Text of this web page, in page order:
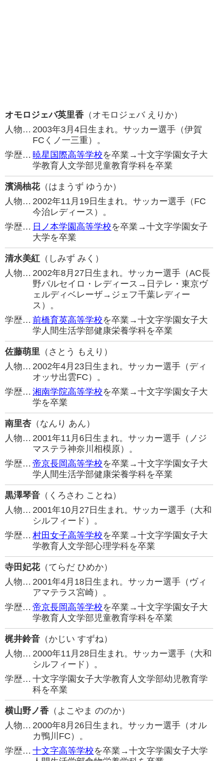
オモロジェバ英里香 （オモロジェバ えりか）
人物… 2003年3月4日生まれ。サッカー選手（伊賀
FCくノ一三重）。
学歴… 暁星国際高等学校を卒業→十文字学園女子大
学教育人文学部児童教育学科を卒業
濱渦柚花（はまうず ゆうか）
人物… 2002年11月19日生まれ。サッカー選手（FC
今治レディース）。
学歴… 日ノ本学園高等学校を卒業→十文字学園女子
大学を卒業
清水美紅 （しみず みく）
人物… 2002年8月27日生まれ。サッカー選手（AC長
野パルセイロ・レディース→日テレ・東京ヴ
ェルディベレーザ→ジェフ千葉レディー
ス）。
学歴… 前橋育英高等学校を卒業→十文字学園女子大
学人間生活学部健康栄養学科を卒業
佐藤萌里 （さとう もえり）
人物… 2002年4月23日生まれ。サッカー選手（ディ
オッサ出雲FC）。
学歴… 湘南学院高等学校を卒業→十文字学園女子大
学を卒業
南里杏 （なんり あん）
人物… 2001年11月6日生まれ。サッカー選手（ノジ
マステラ神奈川相模原）。
学歴… 帝京長岡高等学校を卒業→十文字学園女子大
学人間生活学部健康栄養学科を卒業
黒澤琴音 （くろさわ ことね）
人物… 2001年10月27日生まれ。サッカー選手（大和
シルフィード）。
学歴… 村田女子高等学校を卒業→十文字学園女子大
学教育人文学部心理学科を卒業
寺田妃花（てらだ ひめか）
人物… 2001年4月18日生まれ。サッカー選手（ヴィ
アマテラス宮崎）。
学歴… 帝京長岡高等学校を卒業→十文字学園女子大
学教育人文学部児童教育学科を卒業
梶井鈴音 （かじい すずね）
人物… 2000年11月28日生まれ。サッカー選手（大和
シルフィード）。
学歴… 十文字学園女子大学教育人文学部幼児教育学
科を卒業
横山野ノ香 （よこやま ののか）
人物… 2000年8月26日生まれ。サッカー選手（オル
カ鴨川FC）。
学歴… 十文字高等学校を卒業→十文字学園女子大学